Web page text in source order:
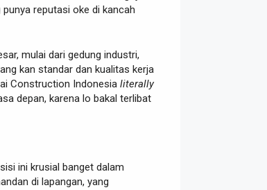
reputasi oke di kancah
mulai dari gedung industri,
kan standar dan kualitas kerja
Construction Indonesia literally
depan, karena lo bakal terlibat
ini krusial banget dalam
di lapangan, yang